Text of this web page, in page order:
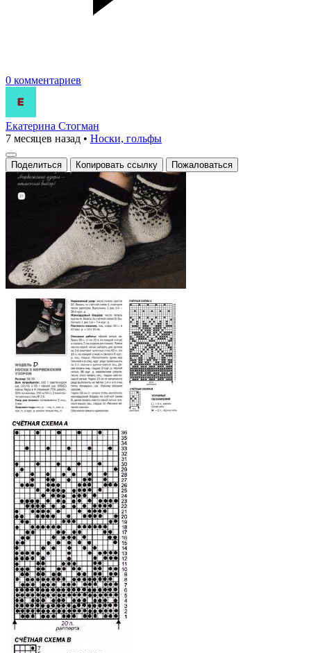
0 комментариев
Екатерина Стогман
7 месяцев назад • Носки, гольфы
Поделиться Копировать ссылку Пожаловаться